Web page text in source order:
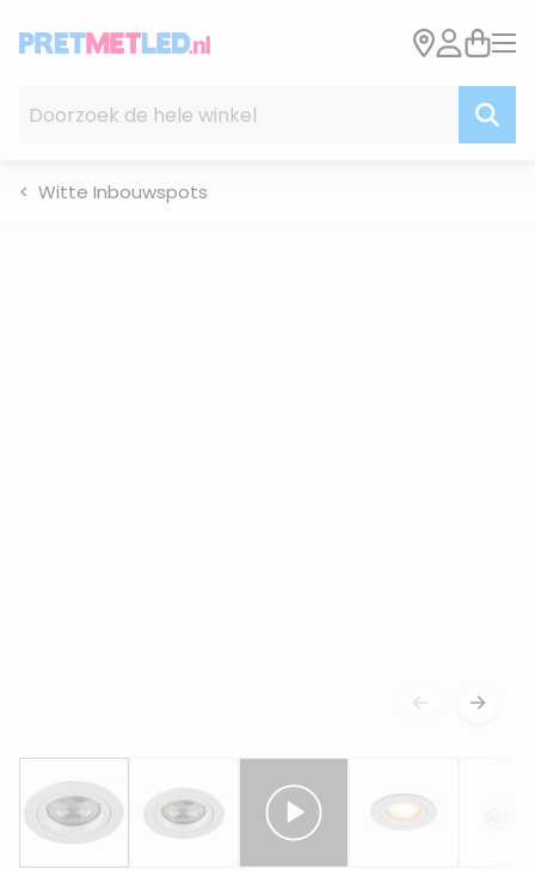
Witte Inbouwspots